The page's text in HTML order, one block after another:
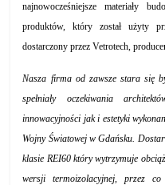
najnowocześniejsze materiały
produktów, który został użyty
dostarczony przez Vetrotech,
Nasza firma od zawsze stara się
spełniały oczekiwania
innowacyjności jak i estetyki
Wojny Światowej w Gdańsku.
klasie REI60 który wytrzymuje
wersji termoizolacyjnej, przez